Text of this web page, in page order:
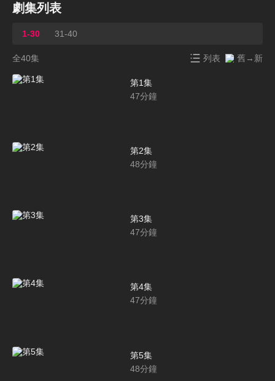
劇集列表
1-30 31-40
全40集 列表 舊→新
第1集
47分鐘
第2集
48分鐘
第3集
47分鐘
第4集
47分鐘
第5集
48分鐘